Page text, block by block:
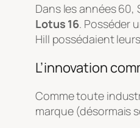
Dans les années
Lotus 16. Posséder
Hill possédaient
L’innovation
Comme toute
marque (désormais